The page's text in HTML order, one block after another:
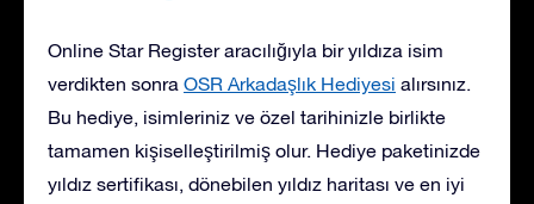
Online Star Register aracılığıyla bir yıldıza isim
verdikten sonra OSR Arkadaşlık Hediyesi alırsınız.
Bu hediye, isimleriniz ve özel tarihinizle birlikte
tamamen kişiselleştirilmiş olur. Hediye paketinizde
yıldız sertifikası, dönebilen yıldız haritası ve en iyi